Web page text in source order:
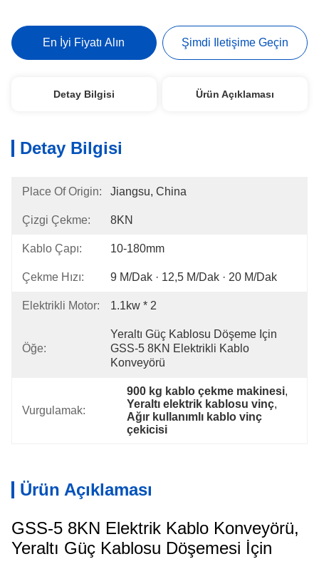
En İyi Fiyatı Alın Şimdi Iletişime Geçin
Detay Bilgisi Ürün Açıklaması
Detay Bilgisi
Place Of Origin: Jiangsu, China
Çizgi Çekme: 8KN
Kablo Çapı: 10-180mm
Çekme Hızı: 9 M/dak · 12,5 M/dak · 20 M/dak
Elektrikli Motor: 1.1kw * 2
Öğe:
Yeraltı Güç Kablosu Döşeme Için
GSS-5 8KN Elektrikli Kablo
Konveyörü
Vurgulamak:
900 kg kablo çekme makinesi,
Yeraltı elektrik kablosu vinç,
Ağır kullanımlı kablo vinç
çekicisi
Ürün Açıklaması
GSS-5 8KN Elektrik Kablo Konveyörü,
Yeraltı Güç Kablosu Döşemesi İçin